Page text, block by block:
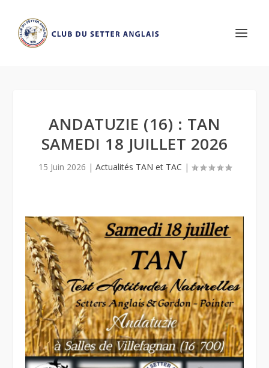
ANDATUZIE (16) : TAN
SAMEDI 18 JUILLET 2026
15 Juin 2026 | Actualités TAN et TAC |